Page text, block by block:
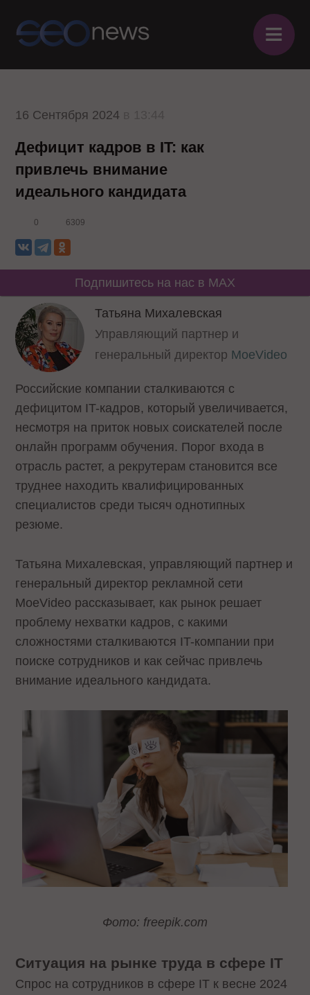
≡
16 Сентября 2024
Дефицит кадров в IT: как
привлечь внимание
идеального кандидата
0 6309
Подпишитесь на нас в MAX
Татьяна Михалевская
Управляющий партнер и
генеральный директор MoeVideo
Российские компании сталкиваются с
дефицитом IT-кадров, который увеличивается,
несмотря на приток новых соискателей после
онлайн программ обучения. Порог входа в
отрасль растет, а рекрутерам становится все
труднее находить квалифицированных
специалистов среди тысяч однотипных
резюме.
Татьяна Михалевская, управляющий партнер и
генеральный директор рекламной сети
МоеVideo рассказывает, как рынок решает
проблему нехватки кадров, с какими
сложностями сталкиваются IT-компании при
поиске сотрудников и как сейчас привлечь
внимание идеального кандидата.
Фото: freepik.com
Ситуация на рынке труда в сфере IT
Спрос на сотрудников в сфере IT к весне 2024